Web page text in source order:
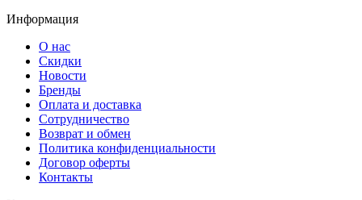
Информация
О нас
Скидки
Новости
Бренды
Оплата и доставка
Сотрудничество
Возврат и обмен
Политика конфиденциальности
Договор оферты
Контакты